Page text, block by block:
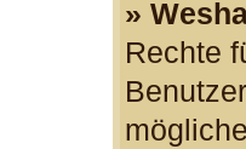
»
Rechte